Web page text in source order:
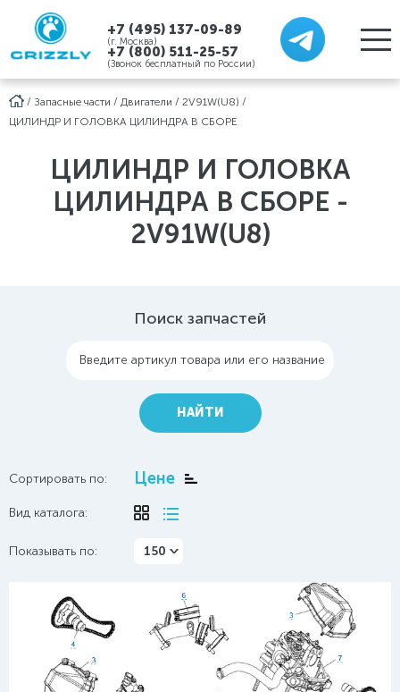
+7 (495) 137-09-89
(г. Москва)
+7 (800) 511-25-57
(Звонок бесплатный по России)
/ Запасные части / Двигатели / 2V91W(U8) /
ЦИЛИНДР И ГОЛОВКА ЦИЛИНДРА В СБОРЕ
ЦИЛИНДР И ГОЛОВКА
ЦИЛИНДРА В СБОРЕ -
2V91W(U8)
Поиск запчастей
Введите артикул товара или его название
НАЙТИ
Сортировать по: Цене
Вид каталога:
Показывать по: 150